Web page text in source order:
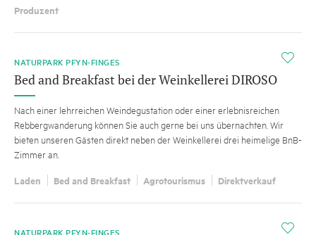
Produzent
i
NATURPARK PFYN-FINGES
Bed and Breakfast bei der Weinkellerei DIROSO
Nach einer lehrreichen Weindegustation oder einer erlebnisreichen
Rebbergwanderung können Sie auch gerne bei uns übernachten. Wir
bieten unseren Gästen direkt neben der Weinkellerei drei heimelige BnB-
Zimmer an.
Laden Bed and Breakfast Agrotourismus Direktverkauf
i
NATURPARK PFYN-FINGES